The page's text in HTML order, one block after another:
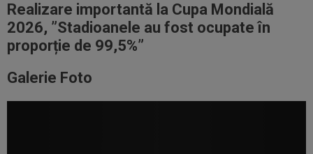
Realizare importantă la Cupa Mondială
2026, ”Stadioanele au fost ocupate în
proporție de 99,5%”
Galerie Foto